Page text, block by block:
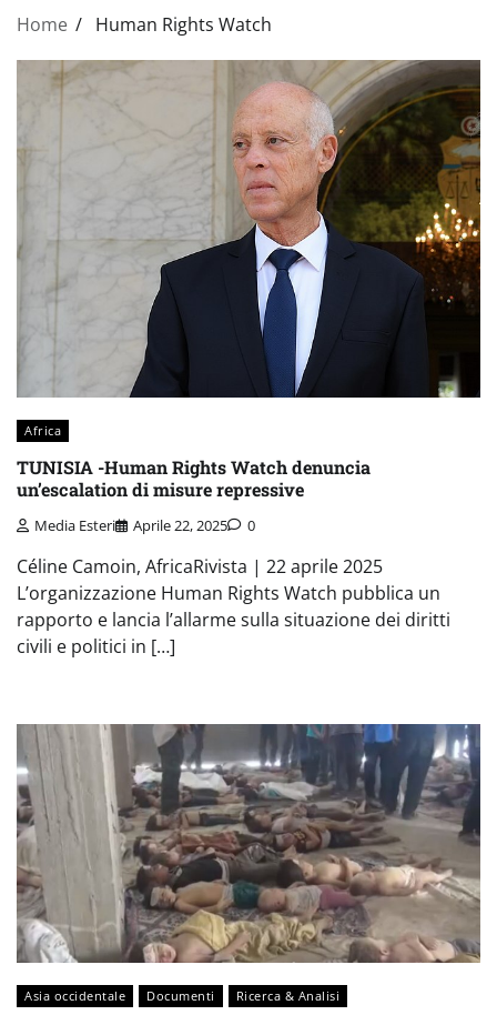
Home Human Rights Watch
Africa
TUNISIA -Human Rights Watch denuncia
un’escalation di misure repressive
Media Esteri Aprile 22, 2025 0
Céline Camoin, AfricaRivista | 22 aprile 2025
L’organizzazione Human Rights Watch pubblica un
rapporto e lancia l’allarme sulla situazione dei diritti
civili e politici in […]
Asia occidentale Documenti Ricerca & Analisi